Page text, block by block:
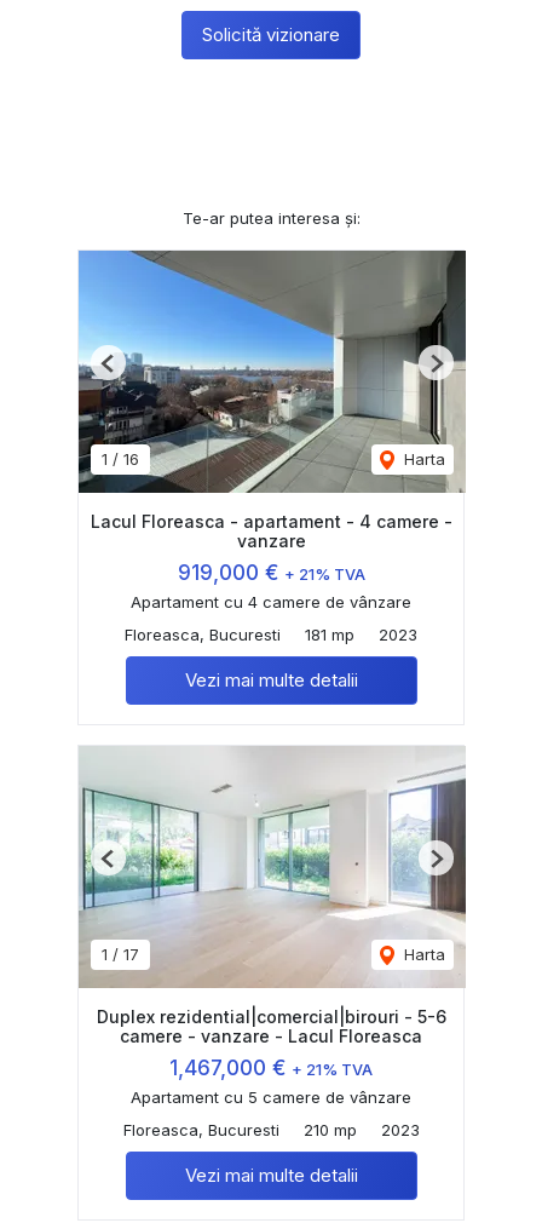
Solicită vizionare
Te-ar putea interesa și:
1 / 16 Harta
Previous Next
Lacul Floreasca - apartament - 4 camere -
vanzare
919,000 € + 21% TVA
Apartament cu 4 camere de vânzare
Floreasca, Bucuresti
181 mp 2023
Vezi mai multe detalii
1 / 17 Harta
Previous Next
Duplex rezidential|comercial|birouri - 5-6
camere - vanzare - Lacul Floreasca
1,467,000 € + 21% TVA
Apartament cu 5 camere de vânzare
Floreasca, Bucuresti
210 mp 2023
Vezi mai multe detalii